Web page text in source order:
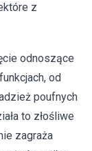
z
odnoszące
od
poufnych
to złośliwe
zagraża